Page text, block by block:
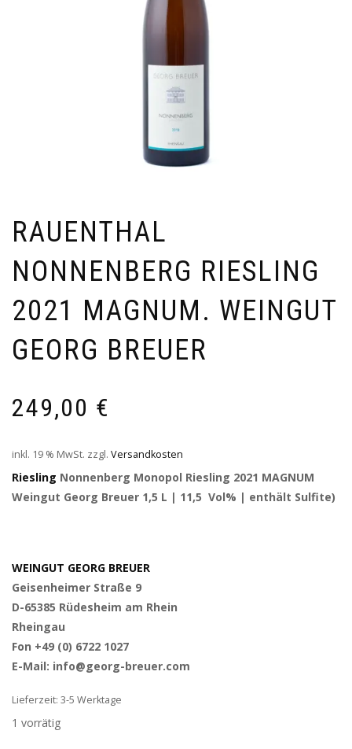
RAUENTHAL
NONNENBERG RIESLING
2021 MAGNUM. WEINGUT
GEORG BREUER
249,00 €
inkl. 19 % MwSt. zzgl. Versandkosten
Riesling Nonnenberg Monopol Riesling 2021 MAGNUM
Weingut Georg Breuer 1,5 L | 11,5 Vol% | enthält Sulfite)
WEINGUT GEORG BREUER
Geisenheimer Straße 9
D-65385 Rüdesheim am Rhein
Rheingau
Fon +49 (0) 6722 1027
E-Mail: info@georg-breuer.com
Lieferzeit: 3-5 Werktage
1 vorrätig